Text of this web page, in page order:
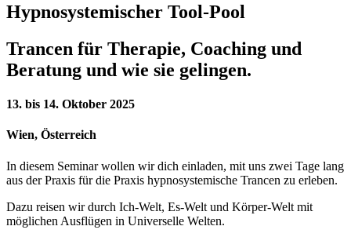
Hypnosystemischer Tool-Pool
Trancen für Therapie, Coaching und
Beratung und wie sie gelingen.
13. bis 14. Oktober 2025
Wien, Österreich
In diesem Seminar wollen wir dich einladen, mit uns zwei Tage lang
aus der Praxis für die Praxis hypnosystemische Trancen zu erleben.
Dazu reisen wir durch Ich-Welt, Es-Welt und Körper-Welt mit
möglichen Ausflügen in Universelle Welten.